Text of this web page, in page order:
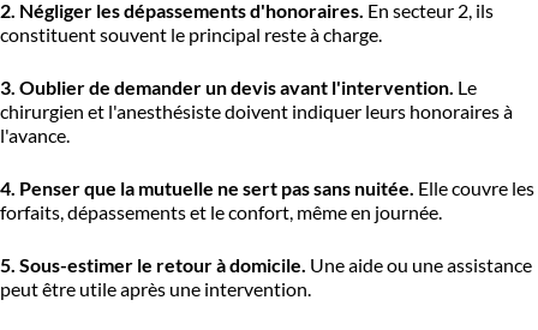
2. Négliger les dépassements d'honoraires. En secteur 2, ils
constituent souvent le principal reste à charge.
3. Oublier de demander un devis avant l'intervention. Le
chirurgien et l'anesthésiste doivent indiquer leurs honoraires à
l'avance.
4. Penser que la mutuelle ne sert pas sans nuitée. Elle couvre les
forfaits, dépassements et le confort, même en journée.
5. Sous-estimer le retour à domicile. Une aide ou une assistance
peut être utile après une intervention.